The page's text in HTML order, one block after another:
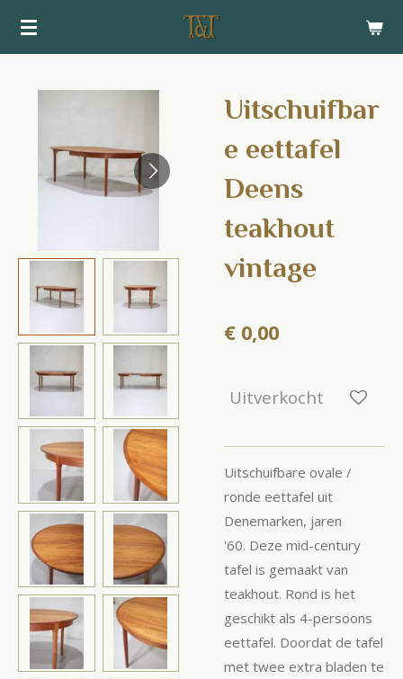
Ga
Uitschuifbar
e eettafel
Deens
teakhout
vintage
€ 0,00
Uitverkocht
Uitschuifbare ovale /
ronde eettafel uit
Denemarken, jaren
'60. Deze mid-century
tafel is gemaakt van
teakhout. Rond is het
geschikt als 4-persoons
eettafel. Doordat de tafel
met twee extra bladen te